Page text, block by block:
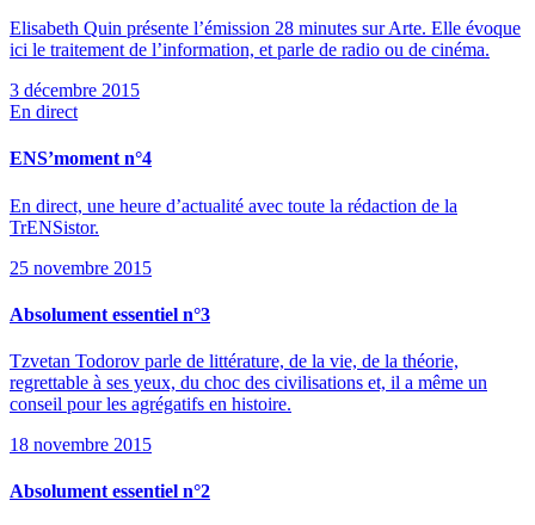
Elisabeth Quin présente l’émission 28 minutes sur Arte. Elle évoque
ici le traitement de l’information, et parle de radio ou de cinéma.
3 décembre 2015
En direct
ENS’moment n°4
En direct, une heure d’actualité avec toute la rédaction de la
TrENSistor.
25 novembre 2015
Absolument essentiel n°3
Tzvetan Todorov parle de littérature, de la vie, de la théorie,
regrettable à ses yeux, du choc des civilisations et, il a même un
conseil pour les agrégatifs en histoire.
18 novembre 2015
Absolument essentiel n°2